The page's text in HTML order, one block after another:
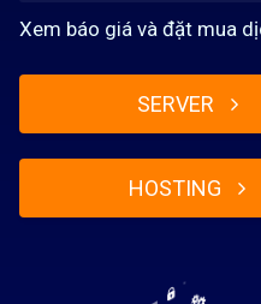
Xem báo giá và đặt mua